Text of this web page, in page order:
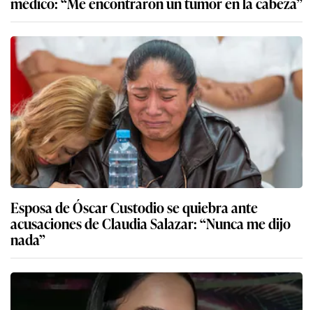
Esposa de Óscar Custodio se quiebra ante
acusaciones de Claudia Salazar: “Nunca me dijo
nada”